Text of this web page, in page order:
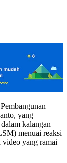
yang
kalangan
menuai reaksi
video yang ramai